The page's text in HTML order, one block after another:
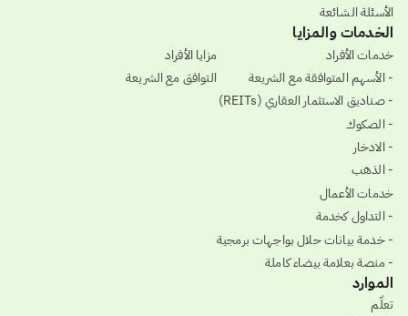
الأسئلة الشائعة
الخدمات والمزايا
خدمات الأفراد
- الأسهم المتوافقة مع الشريعة
- صناديق الاستثمار العقاري (REITs)
- الصكوك
- الادخار
- الذهب
خدمات الأعمال
- التداول كخدمة
- خدمة بيانات حلال بواجهات برمجية
- منصة بعلامة بيضاء كاملة
مزايا الأفراد
التوافق مع الشريعة
الموارد
تعلّم